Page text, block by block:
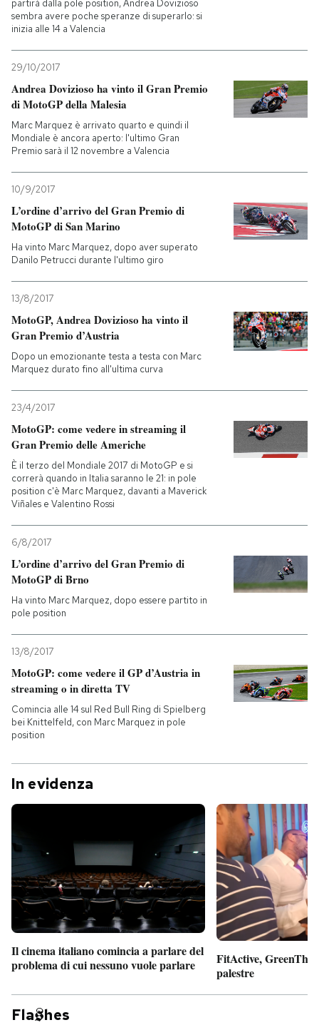
partirà dalla pole position, Andrea Dovizioso
sembra avere poche speranze di superarlo: si
inizia alle 14 a Valencia
29/10/2017
Andrea Dovizioso ha vinto il Gran Premio
di MotoGP della Malesia
Marc Marquez è arrivato quarto e quindi il
Mondiale è ancora aperto: l'ultimo Gran
Premio sarà il 12 novembre a Valencia
10/9/2017
L’ordine d’arrivo del Gran Premio di
MotoGP di San Marino
Ha vinto Marc Marquez, dopo aver superato
Danilo Petrucci durante l'ultimo giro
13/8/2017
MotoGP, Andrea Dovizioso ha vinto il
Gran Premio d’Austria
Dopo un emozionante testa a testa con Marc
Marquez durato fino all'ultima curva
23/4/2017
MotoGP: come vedere in streaming il
Gran Premio delle Americhe
È il terzo del Mondiale 2017 di MotoGP e si
correrà quando in Italia saranno le 21: in pole
position c'è Marc Marquez, davanti a Maverick
Viñales e Valentino Rossi
6/8/2017
L’ordine d’arrivo del Gran Premio di
MotoGP di Brno
Ha vinto Marc Marquez, dopo essere partito in
pole position
13/8/2017
MotoGP: come vedere il GP d’Austria in
streaming o in diretta TV
Comincia alle 14 sul Red Bull Ring di Spielberg
bei Knittelfeld, con Marc Marquez in pole
position
In evidenza
Il cinema italiano comincia a parlare del
problema di cui nessuno vuole parlare
FitActive,
palestre
Fla hes